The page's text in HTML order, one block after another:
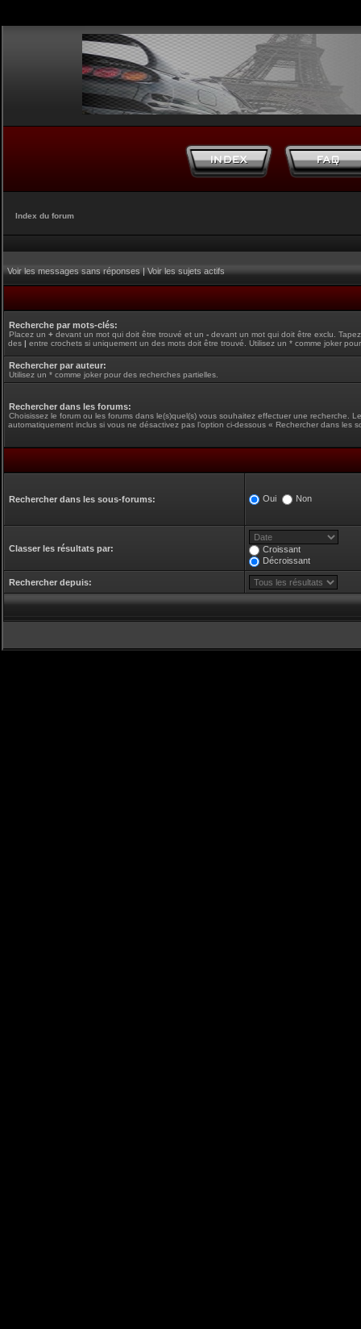
Index du forum
Voir les messages sans réponses|Voir les sujets actifs
Recherche par mots-clés:
Placez un + devant un mot qui doit être trouvé et un - devant un mot qui doit être exclu.
des | entre crochets si uniquement un des mots doit être trouvé. Utilisez un * comme joker
Rechercher par auteur:
Utilisez un * comme joker pour des recherches partielles.
Rechercher dans les forums:
Choisissez le forum ou les forums dans le(s)quel(s) vous souhaitez effectuer une recherche.
automatiquement inclus si vous ne désactivez pas l’option ci-dessous « Rechercher dans les
Rechercher dans les sous-forums: Oui Non
Classer les résultats par:
Croissant
Décroissant
Rechercher depuis: